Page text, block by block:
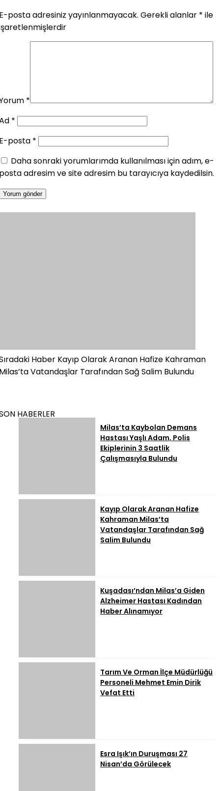
posta adresiniz yayınlanmayacak. Gerekli alanlar * ile
*
*
posta *
Daha sonraki yorumlarımda kullanılması için adım, e-
adresim ve site adresim bu tarayıcıya kaydedilsin.
Haber Kayıp Olarak Aranan Hafize Kahraman
Vatandaşlar Tarafından Sağ Salim Bulundu
HABERLER
Milas’ta Kaybolan Demans
Hastası Yaşlı Adam, Polis
Ekiplerinin 3 Saatlik
Çalışmasıyla Bulundu
Kayıp Olarak Aranan Hafize
Kahraman Milas’ta
Vatandaşlar Tarafından Sağ
Salim Bulundu
Kuşadası’ndan Milas’a Giden
Alzheimer Hastası Kadından
Haber Alınamıyor
Tarım Ve Orman İlçe Müdürlüğü
Personeli Mehmet Emin Dirik
Vefat Etti
Esra Işık’ın Duruşması 27
Nisan’da Görülecek